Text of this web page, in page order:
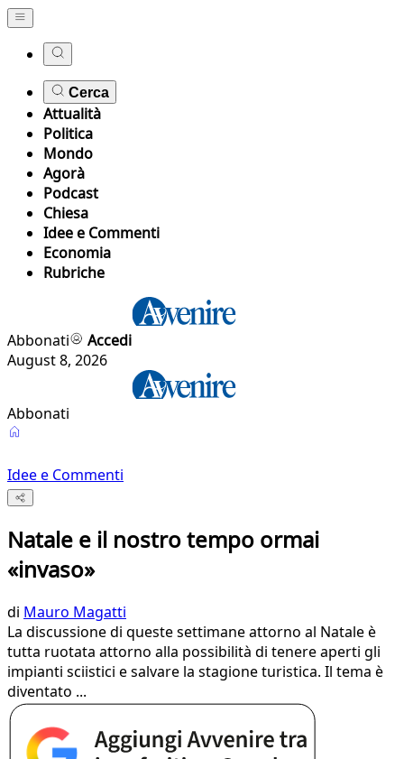
Cerca
Attualità
Politica
Mondo
Agorà
Podcast
Chiesa
Idee e Commenti
Economia
Rubriche
Abbonati
Accedi
August 8, 2026
Abbonati
Idee e Commenti
Natale e il nostro tempo ormai
«invaso»
di Mauro Magatti
La discussione di queste settimane attorno al Natale è
tutta ruotata attorno alla possibilità di tenere aperti gli
impianti sciistici e salvare la stagione turistica. Il tema è
diventato ...